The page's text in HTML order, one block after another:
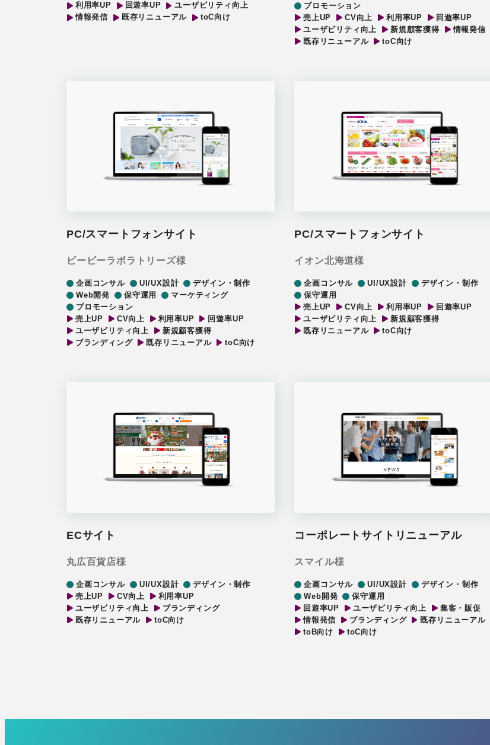
利用率UP
回遊率UP
ユーザビリティ向上
情報発信
既存リニューアル toC向け
プロモーション
売上UP
CV向上 利用率UP
回遊率UP
ユーザビリティ向上
新規顧客獲得
情報発信
既存リニューアル
toC向け
PC/スマートフォンサイト
ビービーラボラトリーズ様
企画コンサル UI/UX設計
デザイン・制作
Web開発
保守運用
マーケティング
プロモーション
売上UP
CV向上 利用率UP
回遊率UP
ユーザビリティ向上
新規顧客獲得
ブランディング
既存リニューアル toC向け
PC/スマートフォンサイト
イオン北海道様
企画コンサル UI/UX設計
デザイン・制作
保守運用
売上UP
CV向上 利用率UP
回遊率UP
ユーザビリティ向上
新規顧客獲得
既存リニューアル
toC向け
ECサイト
丸広百貨店様
企画コンサル UI/UX設計
デザイン・制作
売上UP
CV向上
利用率UP
ユーザビリティ向上
ブランディング
既存リニューアル
toC向け
コーポレートサイトリニューアル
スマイル様
企画コンサル UI/UX設計
デザイン・制作
Web開発
保守運用
回遊率UP
ユーザビリティ向上
集客・販促
情報発信
ブランディング
既存リニューアル
toB向け
toC向け